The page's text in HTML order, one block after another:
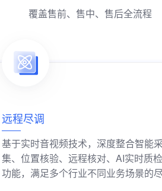
覆盖售前、售中、售后全流程
远程尽调
基于实时音视频技术，深度整合智能采
集、位置核验、远程核对、AI实时质
功能，满足多个行业不同业务场景的